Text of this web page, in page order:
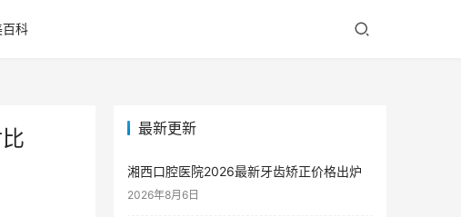
百科
最新更新
湘西口腔医院2026最新牙齿矫正价格出炉
2026年8月6日